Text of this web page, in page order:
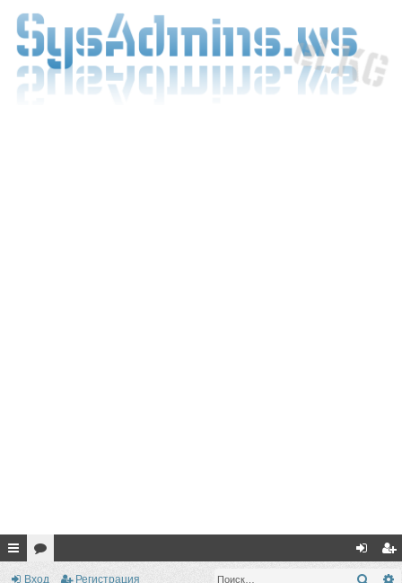
с ор хо ег
Вход Регистрация